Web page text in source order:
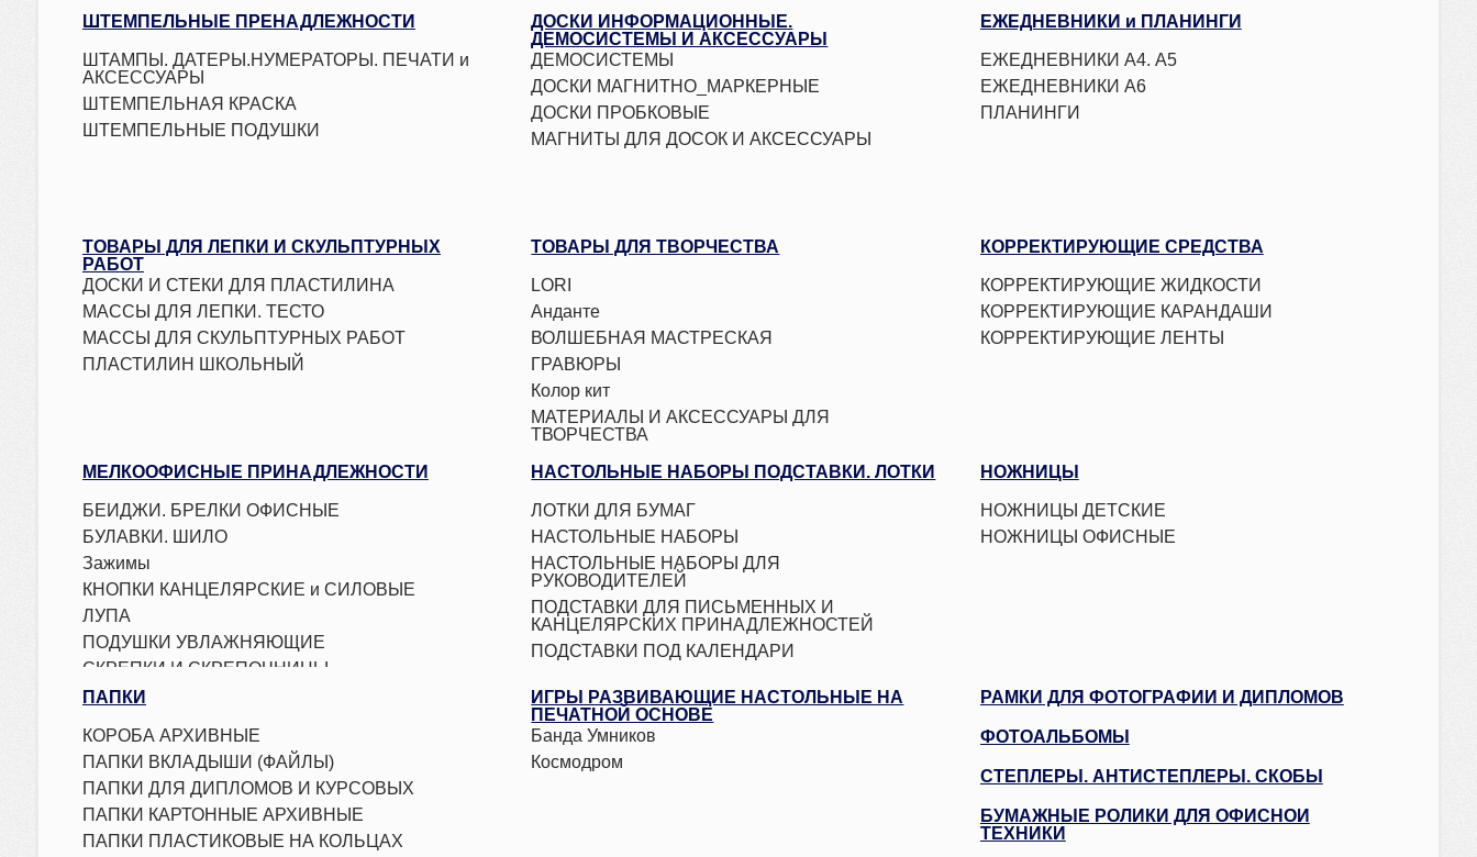
КРАСКИ ХУДОЖЕСТВЕННЫЕ
ПРОФЕССИОНАЛЬНЫЕ
ЛАКИ. МАСЛА. РАЗБАВИТЕЛИ. ГРУНТ
ПАСТЕЛЬ. УГОЛЬ
НАБОРЫ ПЕРВОКЛАССНИКА
ОБЛОЖКИ ДЛЯ КНИГ И ТЕТРАДЕЙ
ПАПКИ ДЛЯ ТЕТРАДЕЙ и ТРУДА
ПЕНАЛЫ
ПОДСТАВКИ ДЛЯ КНИГ. УКАЗКИ
ШТЕМПЕЛЬНЫЕ ПРЕНАДЛЕЖНОСТИ
ШТАМПЫ. ДАТЕРЫ.НУМЕРАТОРЫ. ПЕЧАТИ и
АКСЕССУАРЫ
ШТЕМПЕЛЬНАЯ КРАСКА
ШТЕМПЕЛЬНЫЕ ПОДУШКИ
ДОСКИ ИНФОРМАЦИОННЫЕ.
ДЕМОСИСТЕМЫ И АКСЕССУАРЫ
ДЕМОСИСТЕМЫ
ДОСКИ МАГНИТНО_МАРКЕРНЫЕ
ДОСКИ ПРОБКОВЫЕ
МАГНИТЫ ДЛЯ ДОСОК И АКСЕССУАРЫ
ЕЖЕДНЕВНИКИ и ПЛАНИНГИ
ЕЖЕДНЕВНИКИ А4. А5
ЕЖЕДНЕВНИКИ А6
ПЛАНИНГИ
ТОВАРЫ ДЛЯ ЛЕПКИ И СКУЛЬПТУРНЫХ
РАБОТ
ДОСКИ И СТЕКИ ДЛЯ ПЛАСТИЛИНА
МАССЫ ДЛЯ ЛЕПКИ. ТЕСТО
МАССЫ ДЛЯ СКУЛЬПТУРНЫХ РАБОТ
ПЛАСТИЛИН ШКОЛЬНЫЙ
ТОВАРЫ ДЛЯ ТВОРЧЕСТВА
LORI
Анданте
ВОЛШЕБНАЯ МАСТРЕСКАЯ
ГРАВЮРЫ
Колор кит
МАТЕРИАЛЫ И АКСЕССУАРЫ ДЛЯ
ТВОРЧЕСТВА
МОЛЬБЕРТЫ. ПАЛИТРЫ.
СТАКАНЫ_НЕПРОЛИВАЙКИ
Мульти-Пульти
НАБОРЫ ДЛЯ ВЫЖИГАНИЯ
НАБОРЫ ДЛЯ ИЗГОТОВЛЕНИЯ ПОДЕЛОК ИЗ
БУМАГИ
НАБОРЫ ДЛЯ ЛЕПКИ (ПЛАСТИЛИН. ГЛИНА.
ГИПС)
НАБОРЫ ДЛЯ МОДЕЛИРОВАНИЯ
ПАРФЮМОВ
НАБОРЫ ДЛЯ РИСОВАНИЯ И РОСПИСИ
НАБОРЫ ДЛЯ РУКОДЕЛИЯ (ВЫШИВКА.
ЛЕНТЫ. БИСЕР.ПАЙЕТКИ)
КОРРЕКТИРУЮЩИЕ СРЕДСТВА
КОРРЕКТИРУЮЩИЕ ЖИДКОСТИ
КОРРЕКТИРУЮЩИЕ КАРАНДАШИ
КОРРЕКТИРУЮЩИЕ ЛЕНТЫ
МЕЛКООФИСНЫЕ ПРИНАДЛЕЖНОСТИ
БЕЙДЖИ. БРЕЛКИ ОФИСНЫЕ
БУЛАВКИ. ШИЛО
Зажимы
КНОПКИ КАНЦЕЛЯРСКИЕ и СИЛОВЫЕ
ЛУПА
ПОДУШКИ УВЛАЖНЯЮЩИЕ
СКРЕПКИ И СКРЕПОЧНИЦЫ
НАСТОЛЬНЫЕ НАБОРЫ ПОДСТАВКИ. ЛОТКИ
ЛОТКИ ДЛЯ БУМАГ
НАСТОЛЬНЫЕ НАБОРЫ
НАСТОЛЬНЫЕ НАБОРЫ ДЛЯ
РУКОВОДИТЕЛЕЙ
ПОДСТАВКИ ДЛЯ ПИСЬМЕННЫХ И
КАНЦЕЛЯРСКИХ ПРИНАДЛЕЖНОСТЕЙ
ПОДСТАВКИ ПОД КАЛЕНДАРИ
НОЖНИЦЫ
НОЖНИЦЫ ДЕТСКИЕ
НОЖНИЦЫ ОФИСНЫЕ
ПАПКИ
КОРОБА АРХИВНЫЕ
ПАПКИ ВКЛАДЫШИ (ФАЙЛЫ)
ПАПКИ ДЛЯ ДИПЛОМОВ И КУРСОВЫХ
ПАПКИ КАРТОННЫЕ АРХИВНЫЕ
ПАПКИ ПЛАСТИКОВЫЕ НА КОЛЬЦАХ
ИГРЫ РАЗВИВАЮЩИЕ НАСТОЛЬНЫЕ НА
ПЕЧАТНОЙ ОСНОВЕ
Банда Умников
Космодром
РАМКИ ДЛЯ ФОТОГРАФИЙ И ДИПЛОМОВ
ФОТОАЛЬБОМЫ
СТЕПЛЕРЫ. АНТИСТЕПЛЕРЫ. СКОБЫ
БУМАЖНЫЕ РОЛИКИ ДЛЯ ОФИСНОЙ
ТЕХНИКИ